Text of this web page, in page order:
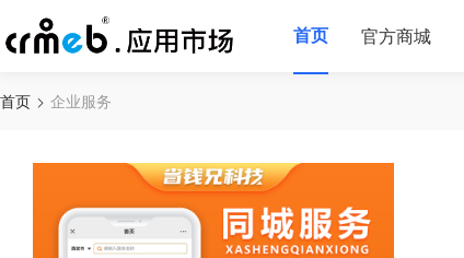
首页 官方商城
首页 企业服务